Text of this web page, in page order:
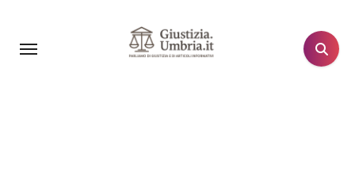
contenuto